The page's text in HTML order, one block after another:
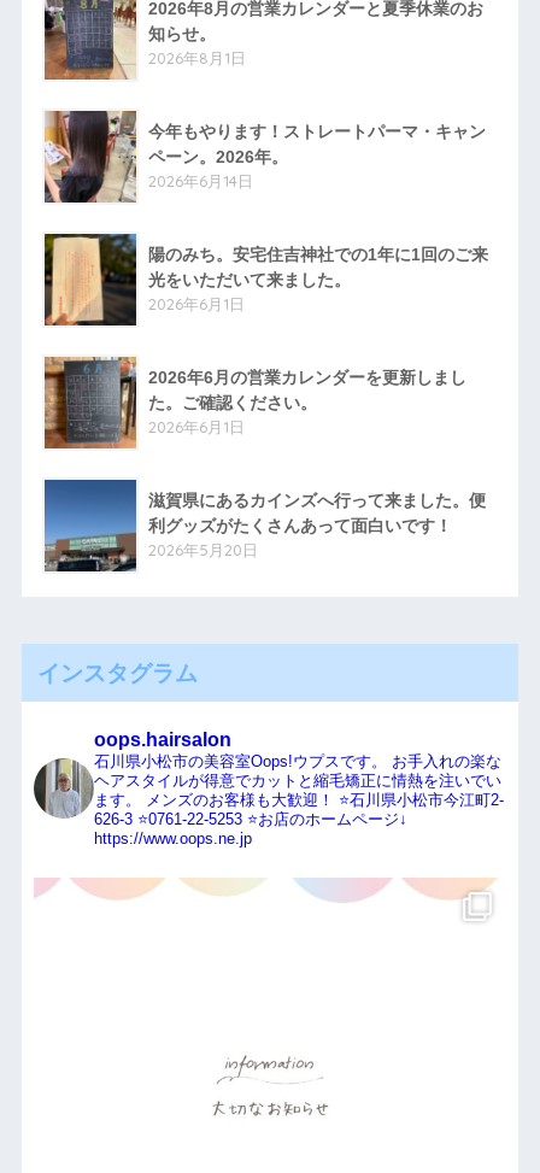
2026年8月の営業カレンダーと夏季休業のお
知らせ。
2026年8月1日
今年もやります！ストレートパーマ・キャン
ペーン。2026年。
2026年6月14日
陽のみち。安宅住吉神社での1年に1回のご来
光をいただいて来ました。
2026年6月1日
2026年6月の営業カレンダーを更新しまし
た。ご確認ください。
2026年6月1日
滋賀県にあるカインズへ行って来ました。便
利グッズがたくさんあって面白いです！
2026年5月20日
インスタグラム
oops.hairsalon
石川県小松市の美容室Oops!ウプスです。
お手入れの楽な
ヘアスタイルが得意でカットと縮毛矯正に情熱を注いでい
ます。
メンズのお客様も大歓迎！
⭐️石川県小松市今江町2-
626-3⭐️0761-22-5253⭐️お店のホームページ↓
https://www.oops.ne.jp